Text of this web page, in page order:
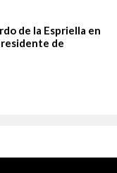
de la Espriella en
de